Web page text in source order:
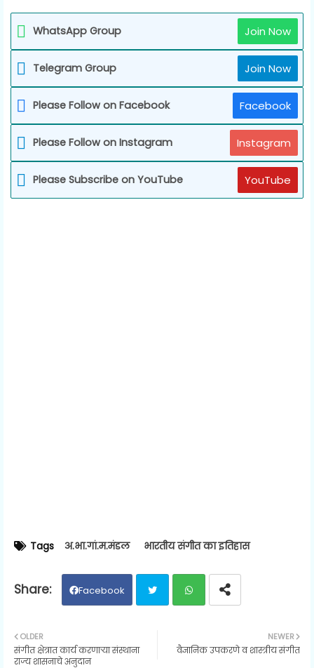
WhatsApp Group Join Now
Telegram Group Join Now
Please Follow on Facebook Facebook
Please Follow on Instagram Instagram
Please Subscribe on YouTube YouTube
Tags अ.भा.गां.म.मंडल भारतीय संगीत का इतिहास
Facebook
ats
NEWER
वैज्ञानिक उपकरणे व शास्त्रीय संगीत
OLDER
संगीत क्षेत्रात कार्य करणाऱ्या संस्थाना
राज्य शासनाचे अनुदान